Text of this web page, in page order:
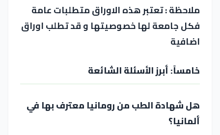
ملاحظة :تعتبر هذه الاوراق متطلبات عامة
فكل جامعة لها خصوصيتها و قد تطلب اوراق
اضافية
خامساً: أبرز الأسئلة الشائعة
هل شهادة الطب من رومانيا معترف بها في
ألمانيا؟